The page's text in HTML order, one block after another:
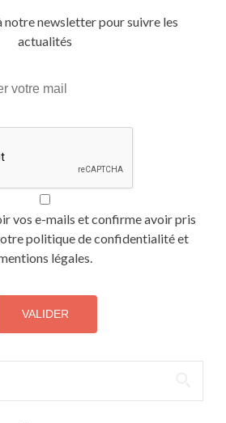
notre newsletter pour suivre les
actualités
vos e-mails et confirme avoir pris
politique de confidentialité et
légales.